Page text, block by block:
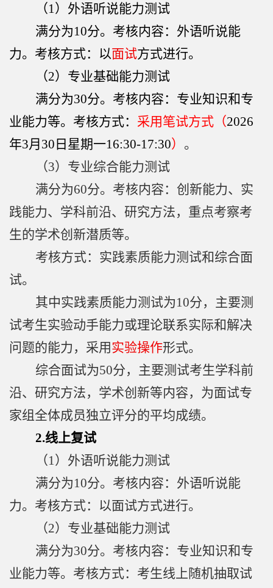
（1）外语听说能力测试
满分为10分。考核内容：外语听说能
力。考核方式：以面试方式进行。
（2）专业基础能力测试
满分为30分。考核内容：专业知识和专
业能力等。考核方式： 采用笔试方式（2026
年3月 30 日星期一16:30-17:30） 。
（3）专业综合能力测试
满分为60分。考核内容：创新能力、实
践能力、学科前沿、研究方法，重点考察考
生的学术创新潜质等。
考核方式：实践素质能力测试和综合面
试。
其中实践素质能力测试为10分，主要测
试考生实验动手能力或理论联系实际和解决
问题的能力，采用 实验操作形式。
综合面试为50分，主要测试考生学科前
沿、研究方法，学术创新等内容，为面试专
家组全体成员独立评分的平均成绩。
2.线上复试
（1）外语听说能力测试
满分为10分。考核内容：外语听说能
力。考核方式：以面试方式进行。
（2）专业基础能力测试
满分为30分。考核内容：专业知识和专
业能力等。考核方式：考生线上随机抽取试